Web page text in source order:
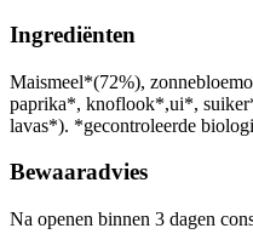
Ingrediënten
Maismeel*(72%),
paprika*, knoflook*,ui*,
lavas*). *gecontroleerde
Bewaaradvies
Na openen binnen 3 dagen